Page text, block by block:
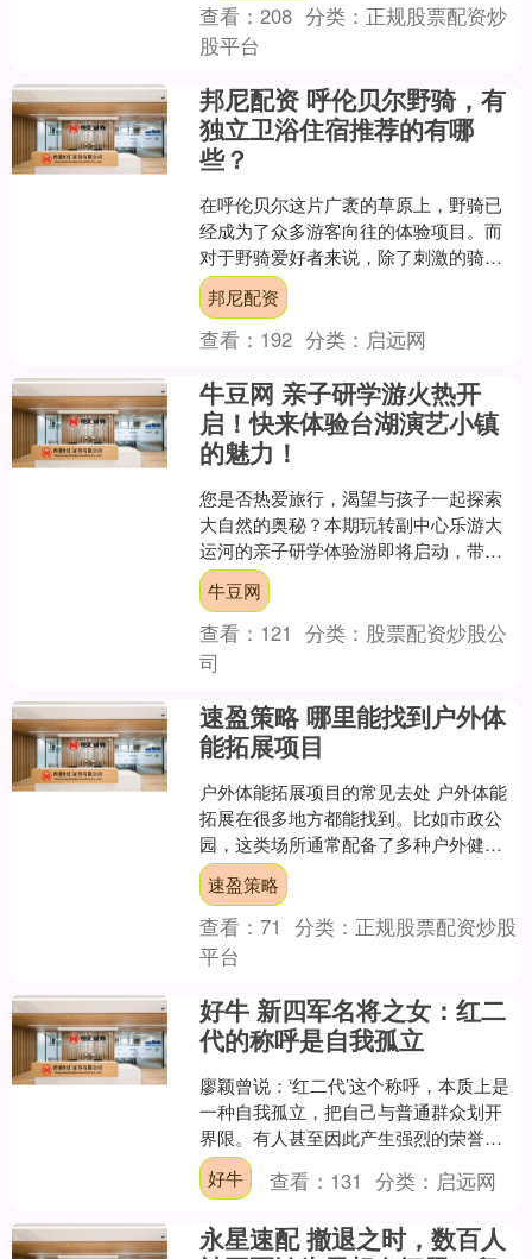
查看：208 分类： 正规股票配资炒
股平台
邦尼配资 呼伦贝尔野骑，有
独立卫浴住宿推荐的有哪
些？
在呼伦贝尔这片广袤的草原上，野骑已
经成为了众多游客向往的体验项目。而
对于野骑爱好者来说，除了刺激的骑行
体验，舒适的住宿环境也至关重要。今
天，我们就来为大家推荐一....
邦尼配资
查看： 192 分类： 启远网
牛豆网 亲子研学游火热开
启！快来体验台湖演艺小镇
的魅力！
您是否热爱旅行，渴望与孩子一起探索
大自然的奥秘？本期玩转副中心乐游大
运河的亲子研学体验游即将启动，带您
和孩子一起在台湖演艺小镇留下独特的
回忆！ 本次活动将在5月....
牛豆网
查看： 121 分类： 股票配资炒股公
司
速盈策略 哪里能找到户外体
能拓展项目
户外体能拓展项目的常见去处 户外体能
拓展在很多地方都能找到。比如市政公
园，这类场所通常配备了多种户外健身
器材和儿童游乐设施。像 江西童真游乐
设备有限公司 生产的....
速盈策略
查看：71 分类： 正规股票配资炒股
平台
好牛 新四军名将之女：红二
代的称呼是自我孤立
廖颖曾说：‘红二代’这个称呼，本质上是
一种自我孤立，把自己与普通群众划开
界限。有人甚至因此产生强烈的荣誉
感，但我个人认为，这完全没有必要。
她的语气里既有理性的分....
好牛 查看： 131 分类： 启远网
永星速配 撤退之时，数百人